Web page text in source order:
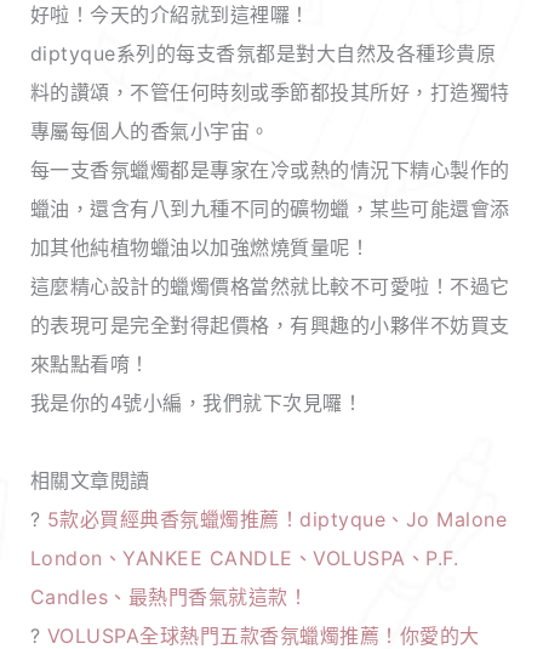
好啦！今天的介紹就到這裡囉！
diptyque系列的每支香氛都是對大自然及各種珍貴原
料的讚頌，不管任何時刻或季節都投其所好，打造獨特
專屬每個人的香氣小宇宙。
每一支香氛蠟燭都是專家在冷或熱的情況下精心製作的
蠟油，還含有八到九種不同的礦物蠟，某些可能還會添
加其他純植物蠟油以加強燃燒質量呢！
這麼精心設計的蠟燭價格當然就比較不可愛啦！不過它
的表現可是完全對得起價格，有興趣的小夥伴不妨買支
來點點看唷！
我是你的4號小編，我們就下次見囉！
相關文章閱讀
? 5款必買經典香氛蠟燭推薦！diptyque、Jo Malone
London、YANKEE CANDLE、VOLUSPA、P.F.
Candles、最熱門香氣就這款！
? VOLUSPA全球熱門五款香氛蠟燭推薦！你愛的大